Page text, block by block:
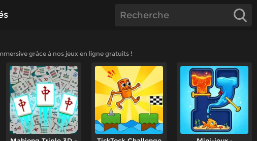
grâce à nos jeux en ligne gratuits !